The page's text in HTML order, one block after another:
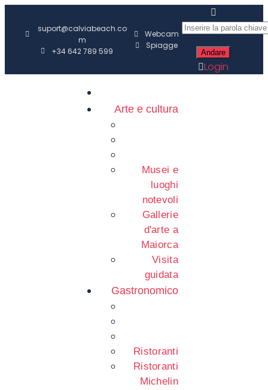
suport@calviabeach.co
m
+34 642 789 599
Webcam
Spiagge
Login
Arte e cultura
Musei e
luoghi
notevoli
Gallerie
d'arte a
Maiorca
Visita
guidata
Gastronomico
Ristoranti
Ristoranti
Michelin